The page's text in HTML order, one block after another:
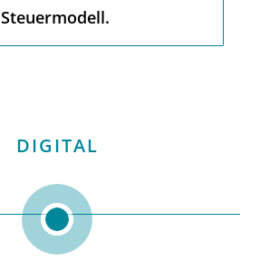
Steuermodell.
DIGITAL